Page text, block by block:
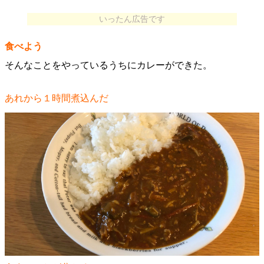
いったん広告です
食べよう
そんなことをやっているうちにカレーができた。
あれから１時間煮込んだ